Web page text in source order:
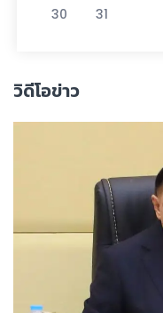
30 31
วิดีโอข่าว